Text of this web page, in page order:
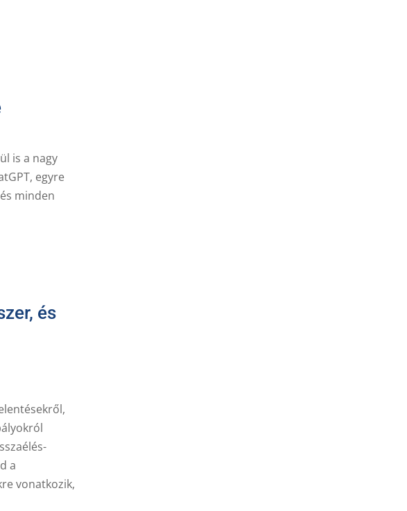
is a nagy
egyre
minden
és
a
vonatkozik,